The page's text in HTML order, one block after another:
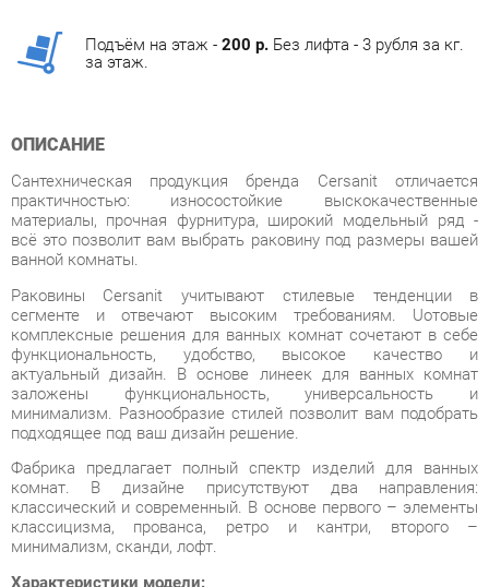
практичностью: износостойкие выскокачественные
материалы, прочная фурнитура, широкий модельный ряд -
всё это позволит вам выбрать раковину под размеры вашей
ванной комнаты.
Раковины Cersanit учитывают стилевые тенденции в
сегменте и отвечают высоким требованиям. Uотовые
комплексные решения для ванных комнат сочетают в себе
функциональность, удобство, высокое качество и
актуальный дизайн. В основе линеек для ванных комнат
заложены функциональность, универсальность и
минимализм. Разнообразие стилей позволит вам подобрать
подходящее под ваш дизайн решение.
Фабрика предлагает полный спектр изделий для ванных
комнат. В дизайне присутствуют два направления:
классический и современный. В основе первого – элементы
минимализм, сканди, лофт.
Характеристики модели:
Тип: накладная на столешницу
С отверстием под смеситель
Расположение смесителя: посередине